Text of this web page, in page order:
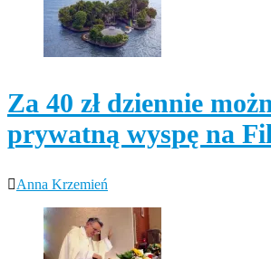
Za 40 zł dziennie
prywatną wyspę na
Anna Krzemień